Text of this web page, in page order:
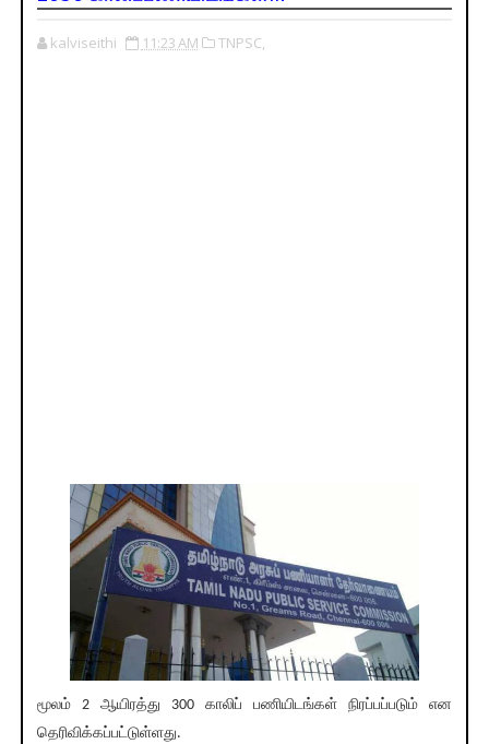
kalviseithi 11:23 AM TNPSC,
மூலம் 2 ஆயிரத்து 300 காலிப் பணியிடங்கள் நிரப்பப்படும் என
தெரிவிக்கப்பட்டுள்ளது.